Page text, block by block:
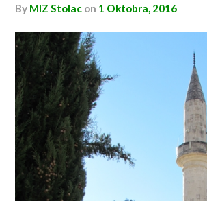
by MIZ Stolac on 1 Oktobra, 2016